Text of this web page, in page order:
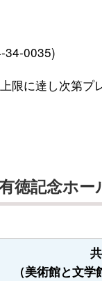
34-0035)
限に達し次第プ
徳記念ホー
（美術館と文